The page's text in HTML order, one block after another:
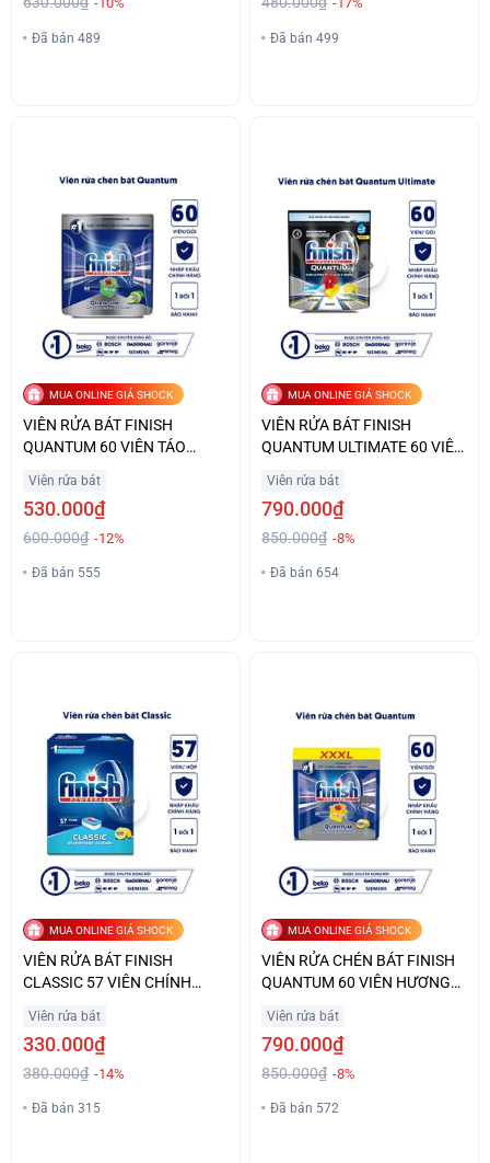
Đã bán 489 Đã bán 499
MUA ONLINE GIÁ SHOCK
VIÊN RỬA BÁT FINISH
QUANTUM 60 VIÊN TÁO
Viên rửa bát
530.000₫
600.000₫ -12%
Đã bán 555
MUA ONLINE GIÁ SHOCK
VIÊN RỬA BÁT FINISH
QUANTUM ULTIMATE 60 VIÊN
Viên rửa bát
790.000₫
850.000₫ -8%
Đã bán 654
MUA ONLINE GIÁ SHOCK
VIÊN RỬA BÁT FINISH
CLASSIC 57 VIÊN CHÍNH
Viên rửa bát
330.000₫
380.000₫ -14%
Đã bán 315
MUA ONLINE GIÁ SHOCK
VIÊN RỬA CHÉN BÁT FINISH
QUANTUM 60 VIÊN HƯƠNG
Viên rửa bát
790.000₫
850.000₫ -8%
Đã bán 572